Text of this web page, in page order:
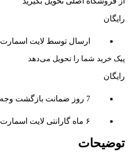
رایگان
ارسال توسط لایت اسمارت
پیک خرید شما را تحویل می‌دهد
رایگان
7 روز ضمانت بازگشت وجه
۶ ماه گارانتی لایت اسمارت
توضیحات